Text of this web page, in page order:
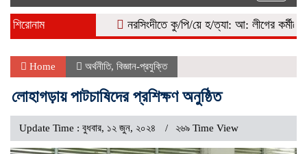
শিরোনাম নরসিংদীতে কু/পি/য়ে হ/ত্যা: আ: লীগের কর্মীকে
Home অর্থনীতি, বিজ্ঞান-প্রযুক্তি
লোহাগড়ায় পাটচাষিদের প্রশিক্ষণ অনুষ্ঠিত
Update Time : বুধবার, ১২ জুন, ২০২৪ ২৬৯ Time View